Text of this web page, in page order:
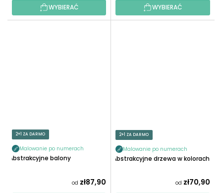
WYBIERAĆ WYBIERAĆ
2+1 ZA DARMO
Malowanie po numerach
Abstrakcyjne balony
od zł87,90
2+1 ZA DARMO
Malowanie po numerach
Abstrakcyjne drzewa w kolorach
od zł70,90